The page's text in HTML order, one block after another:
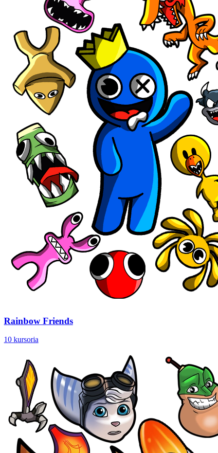
Rainbow Friends
10 kursoria